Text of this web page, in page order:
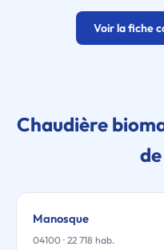
Voir la fiche
Chaudière
Manosque
04100 · 22 718 hab.